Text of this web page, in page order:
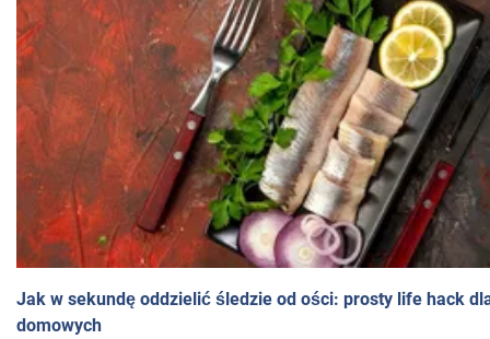
Jak w sekundę oddzielić śledzie od ości: prosty life hack
domowych